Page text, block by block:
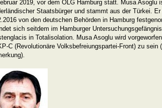
2019, vor dem OLG Hamburg statt. Musa Asoglu
Staatsbürger und stammt aus der Türkei. Er
von den deutschen Behörden in Hamburg
sich seitdem im Hamburger
in Totalisolation. Musa Asoglu wird
C (Revolutionäre Volksbefreiungspartei-Front) zu sein